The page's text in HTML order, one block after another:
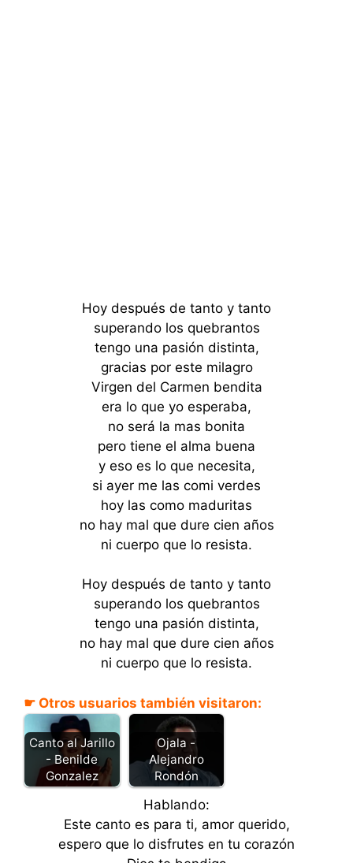
Hoy después de tanto y tanto
superando los quebrantos
tengo una pasión distinta,
gracias por este milagro
Virgen del Carmen bendita
era lo que yo esperaba,
no será la mas bonita
pero tiene el alma buena
y eso es lo que necesita,
si ayer me las comi verdes
hoy las como maduritas
no hay mal que dure cien años
ni cuerpo que lo resista.
Hoy después de tanto y tanto
superando los quebrantos
tengo una pasión distinta,
no hay mal que dure cien años
ni cuerpo que lo resista.
☛ Otros usuarios también visitaron:
Canto al Jarillo
- Benilde
Gonzalez
Ojala -
Alejandro
Rondón
Hablando:
Este canto es para ti, amor querido,
espero que lo disfrutes en tu corazón